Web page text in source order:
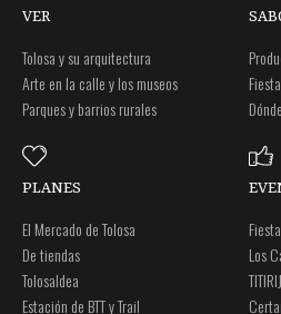
VER
Tolosa y su arquitectura
Arte en la calle y los museos
Parques y barrios rurales
PLANES
El Mercado de Tolosa
De tiendas
Tolosaldea
Estación de BTT y Trail
Los